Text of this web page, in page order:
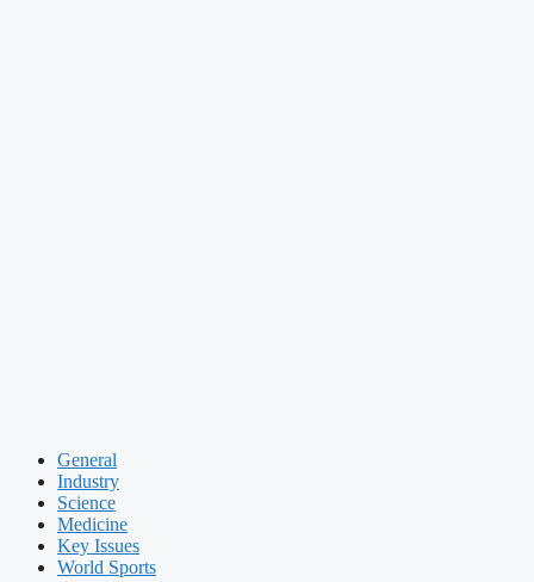
General
Industry
Science
Medicine
Key Issues
World Sports